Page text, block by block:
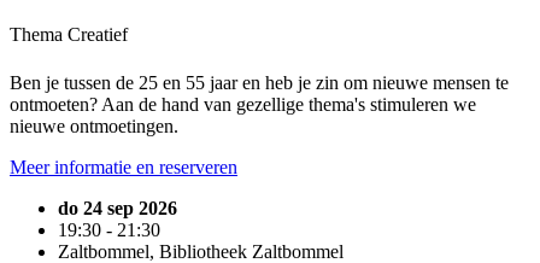
Thema Creatief
Ben je tussen de 25 en 55 jaar en heb je zin om nieuwe mensen te
ontmoeten? Aan de hand van gezellige thema's stimuleren we
nieuwe ontmoetingen.
Meer informatie en reserveren
do 24 sep 2026
19:30 - 21:30
Zaltbommel, Bibliotheek Zaltbommel